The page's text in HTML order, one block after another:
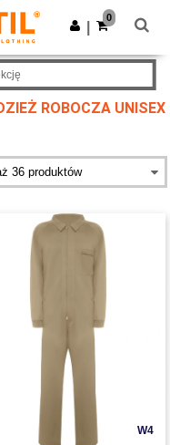
Pobierz app
0
ROBOCZA UNISEX
W4